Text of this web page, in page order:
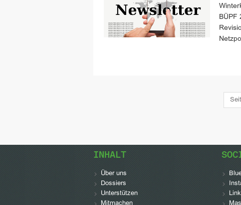
BÜPF
INHALT
Über uns
Dossiers
Unterstützen
Mitmachen